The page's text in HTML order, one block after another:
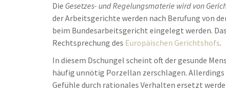
Die Gesetzes- und Regelungsmaterie wird von
der Arbeitsgerichte werden nach Berufung von
beim Bundesarbeitsgericht eingelegt werden.
Rechtsprechung des Europäischen Gerichtshofs.
In diesem Dschungel scheint oft der gesunde
häufig unnötig Porzellan zerschlagen.
Gefühle durch rationales Verhalten ersetzt